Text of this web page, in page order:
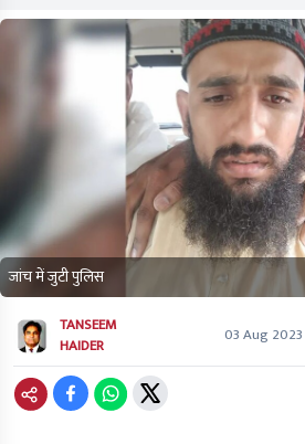
जांच में जुटी पुलिस
TANSEEM
HAIDER
03 Aug 2023